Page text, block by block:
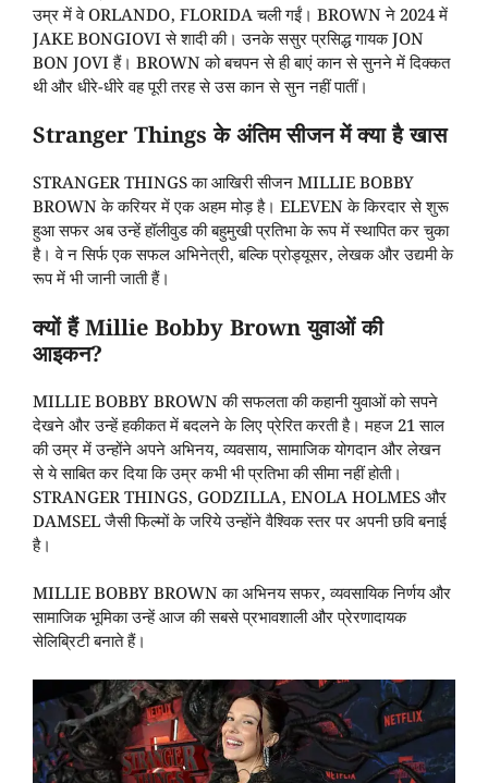
उम्र में वे ORLANDO, FLORIDA चली गईं। BROWN ने 2024 में
JAKE BONGIOVI से शादी की। उनके ससुर प्रसिद्ध गायक JON
BON JOVI हैं। BROWN को बचपन से ही बाएं कान से सुनने में दिक्कत
थी और धीरे-धीरे वह पूरी तरह से उस कान से सुन नहीं पातीं।
Stranger Things के अंतिम सीजन में क्या है खास
STRANGER THINGS का आखिरी सीजन MILLIE BOBBY
BROWN के करियर में एक अहम मोड़ है। ELEVEN के किरदार से शुरू
हुआ सफर अब उन्हें हॉलीवुड की बहुमुखी प्रतिभा के रूप में स्थापित कर चुका
है। वे न सिर्फ एक सफल अभिनेत्री, बल्कि प्रोड्यूसर, लेखक और उद्यमी के
रूप में भी जानी जाती हैं।
क्यों हैं Millie Bobby Brown युवाओं की
आइकन?
MILLIE BOBBY BROWN की सफलता की कहानी युवाओं को सपने
देखने और उन्हें हकीकत में बदलने के लिए प्रेरित करती है। महज 21 साल
की उम्र में उन्होंने अपने अभिनय, व्यवसाय, सामाजिक योगदान और लेखन
से ये साबित कर दिया कि उम्र कभी भी प्रतिभा की सीमा नहीं होती।
STRANGER THINGS, GODZILLA, ENOLA HOLMES और
DAMSEL जैसी फिल्मों के जरिये उन्होंने वैश्विक स्तर पर अपनी छवि बनाई
है।
MILLIE BOBBY BROWN का अभिनय सफर, व्यवसायिक निर्णय और
सामाजिक भूमिका उन्हें आज की सबसे प्रभावशाली और प्रेरणादायक
सेलिब्रिटी बनाते हैं।